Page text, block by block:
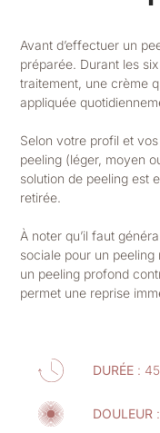
DURÉE :
DOULEUR
Avant d’effectuer un
préparée. Durant les
traitement, une crème
appliquée
Selon votre profil et
peeling (léger, moyen
solution de peeling est
retirée.
À noter qu’il faut
sociale pour un
un peeling profond
permet une reprise